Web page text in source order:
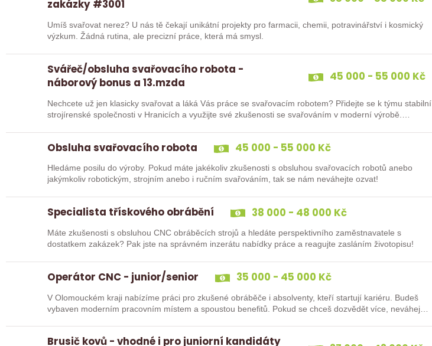
zakázky #3001
Umíš svařovat nerez? U nás tě čekají unikátní projekty pro farmacii, chemii, potravinářství i kosmický
výzkum. Žádná rutina, ale precizní práce, která má smysl.
Svářeč/obsluha svařovacího robota -
náborový bonus a 13.mzda
45 000 - 55 000 Kč
Nechcete už jen klasicky svařovat a láká Vás práce se svařovacím robotem? Přidejte se k týmu stabilní
strojírenské společnosti v Hranicích a využijte své zkušenosti se svařováním v moderní výrobě.…
Obsluha svařovacího robota 45 000 - 55 000 Kč
Hledáme posilu do výroby. Pokud máte jakékoliv zkušenosti s obsluhou svařovacích robotů anebo
jakýmkoliv robotickým, strojním anebo i ručním svařováním, tak se nám neváhejte ozvat!
Specialista třískového obrábění 38 000 - 48 000 Kč
Máte zkušenosti s obsluhou CNC obráběcích strojů a hledáte perspektivního zaměstnavatele s
dostatkem zakázek? Pak jste na správném inzerátu nabídky práce a reagujte zasláním životopisu!
Operátor CNC - junior/senior 35 000 - 45 000 Kč
V Olomouckém kraji nabízíme práci pro zkušené obráběče i absolventy, kteří startují kariéru. Budeš
vybaven moderním pracovním místem a spoustou benefitů. Pokud se chceš dozvědět více, neváhej…
Brusič kovů - vhodné i pro juniorní kandidáty